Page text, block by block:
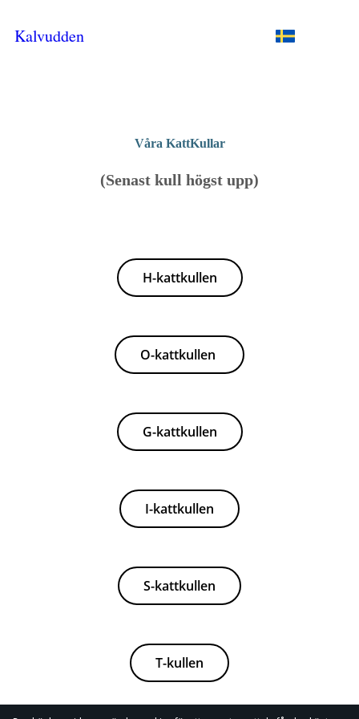
Kalvudden
Våra KattKullar
(Senast kull högst upp)
H-kattkullen
O-kattkullen
G-kattkullen
I-kattkullen
S-kattkullen
T-kullen